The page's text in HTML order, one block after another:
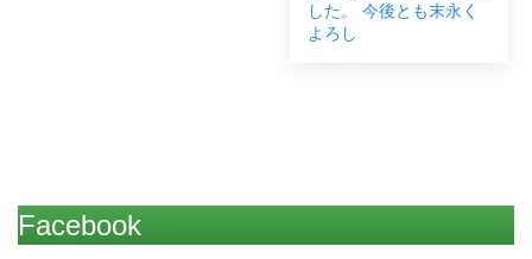
した。 今後とも末永く
よろし
Facebook